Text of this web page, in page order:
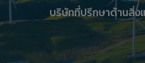
บริษัทที่ปรึกษาด้านสิ่ง